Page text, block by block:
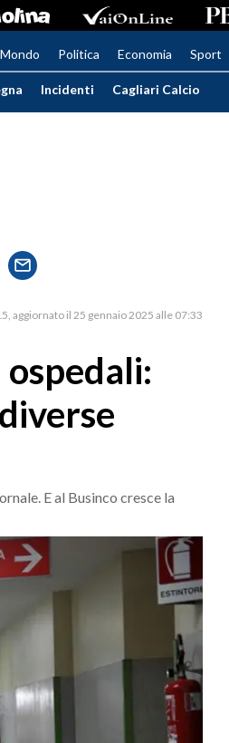
Mondo Politica Economia Sport
Incidenti Cagliari Calcio
aggiornato il 25 gennaio 2025 alle 07:33
ospedali:
E al Businco cresce la